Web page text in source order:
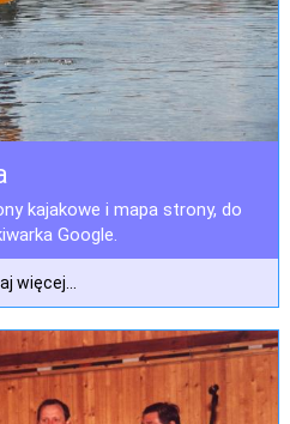
kajakowe i mapa strony, do
Google.
więcej...